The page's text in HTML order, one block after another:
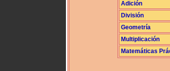
Adición
División
Geometría
Multiplicación
Matemáticas